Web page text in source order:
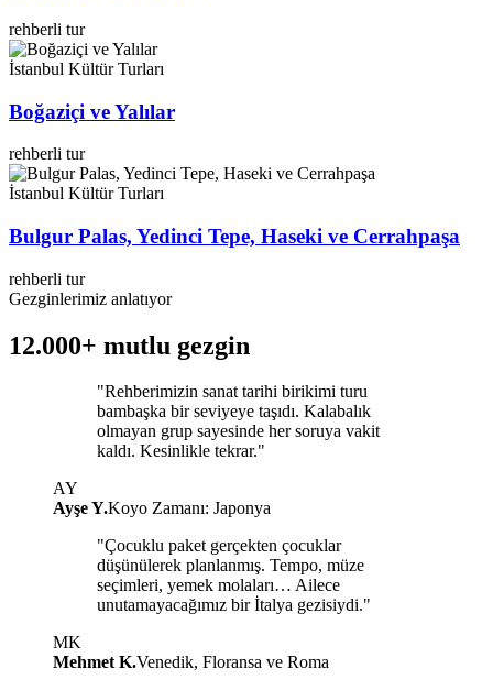
rehberli tur
İstanbul Kültür Turları
Boğaziçi ve Yalılar
rehberli tur
İstanbul Kültür Turları
Bulgur Palas, Yedinci Tepe, Haseki ve Cerrahpaşa
rehberli tur
Gezginlerimiz anlatıyor
12.000+ mutlu gezgin
"Rehberimizin sanat tarihi birikimi turu
bambaşka bir seviyeye taşıdı. Kalabalık
olmayan grup sayesinde her soruya vakit
kaldı. Kesinlikle tekrar."
AY
Ayşe Y.Koyo Zamanı: Japonya
"Çocuklu paket gerçekten çocuklar
düşünülerek planlanmış. Tempo, müze
seçimleri, yemek molaları… Ailece
unutamayacağımız bir İtalya gezisiydi."
MK
Mehmet K.Venedik, Floransa ve Roma